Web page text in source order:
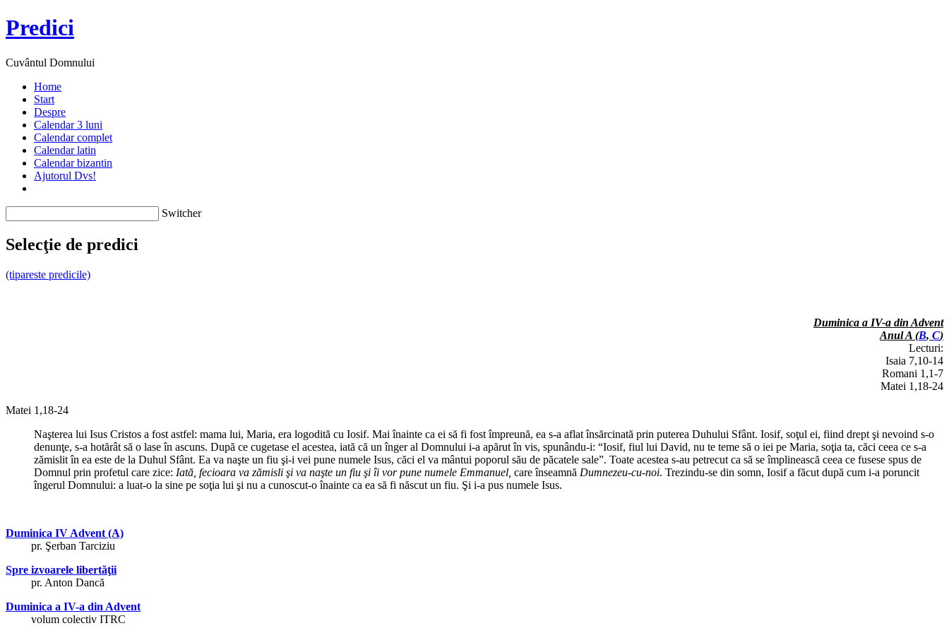
Predici
Cuvântul Domnului
Home
Start
Despre
Calendar 3 luni
Calendar complet
Calendar latin
Calendar bizantin
Ajutorul Dvs!
Switcher
Selecţie de predici
(tipareste predicile)
Duminica a IV-a din Advent
Anul A (B, C)
Lecturi:
Isaia 7,10-14
Romani 1,1-7
Matei 1,18-24
Matei 1,18-24
Naşterea lui Isus Cristos a fost astfel: mama lui, Maria, era logodită cu Iosif. Mai înainte ca ei să fi fost împreună, ea s-a aflat însărcinată prin puterea Duhului Sfânt. Iosif, soţul ei, fiind drept şi nevoind s-o
denunţe, s-a hotărât să o lase în ascuns. După ce cugetase el acestea, iată că un înger al Domnului i-a apărut în vis, spunându-i: “Iosif, fiul lui David, nu te teme să o iei pe Maria, soţia ta, căci ceea ce s-a
zămislit în ea este de la Duhul Sfânt. Ea va naşte un fiu şi-i vei pune numele Isus, căci el va mântui poporul său de păcatele sale”. Toate acestea s-au petrecut ca să se împlinească ceea ce fusese spus de
Domnul prin profetul care zice: Iată, fecioara va zămisli şi va naşte un fiu şi îi vor pune numele Emmanuel, care înseamnă Dumnezeu-cu-noi. Trezindu-se din somn, Iosif a făcut după cum i-a poruncit
îngerul Domnului: a luat-o la sine pe soţia lui şi nu a cunoscut-o înainte ca ea să fi născut un fiu. Şi i-a pus numele Isus.
Duminica IV Advent (A)
pr. Şerban Tarciziu
Spre izvoarele libertăţii
pr. Anton Dancă
Duminica a IV-a din Advent
volum colectiv ITRC